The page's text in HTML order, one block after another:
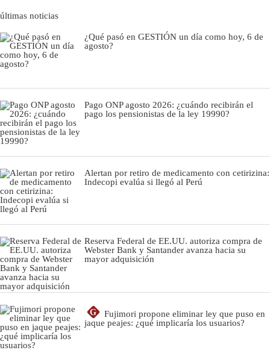
últimas noticias
¿Qué pasó en GESTIÓN un día como hoy, 6 de
agosto?
Pago ONP agosto 2026: ¿cuándo recibirán el
pago los pensionistas de la ley 19990?
Alertan por retiro de medicamento con cetirizina:
Indecopi evalúa si llegó al Perú
Reserva Federal de EE.UU. autoriza compra de
Webster Bank y Santander avanza hacia su
mayor adquisición
G
Fujimori propone eliminar ley que puso en
jaque peajes: ¿qué implicaría los usuarios?